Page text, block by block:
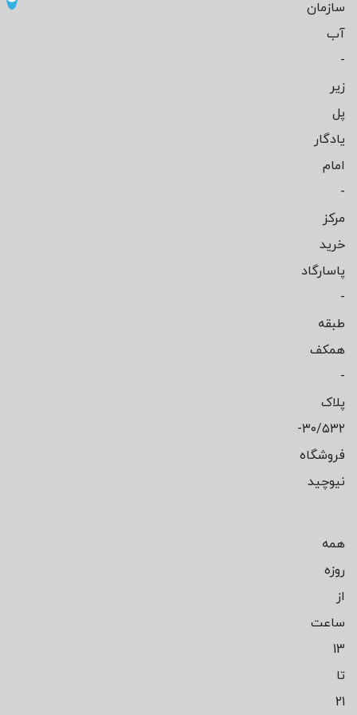
سازمان
آب
-
زیر
پل
یادگار
امام
-
مرکز
خرید
پاسارگاد
-
طبقه
همکف
-
پلاک
۳۰/۵۳۲-
فروشگاه
نیوچید
همه
روزه
از
ساعت
13
تا
21